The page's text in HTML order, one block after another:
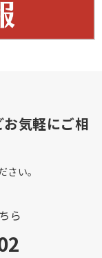
気軽にご相
い。
ら